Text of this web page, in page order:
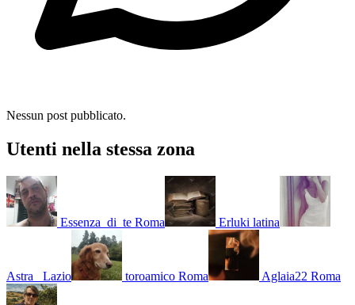
Nessun post pubblicato.
Utenti nella stessa zona
Essenza_di_te Roma Erluki latina
Astra_ Lazio toroamico Roma Aglaia22 Roma